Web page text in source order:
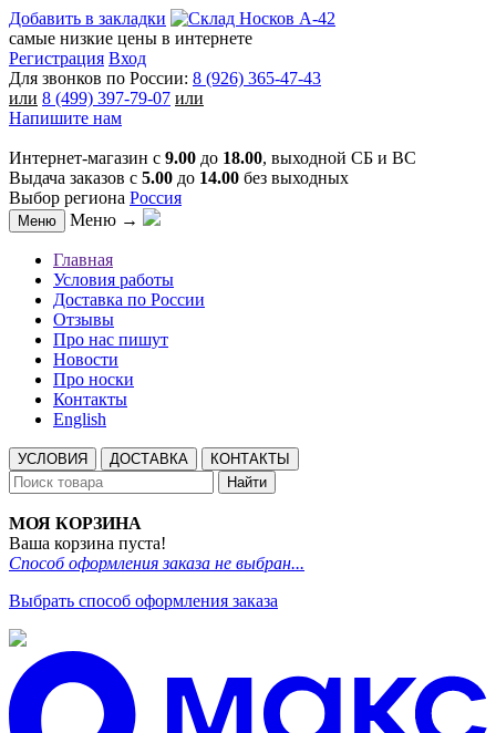
Добавить в закладки
самые низкие цены в интернете
Регистрация Вход
Для звонков по России: 8 (926) 365-47-43
или 8 (499) 397-79-07 или
Напишите нам
Интернет-магазин с 9.00 до 18.00, выходной СБ и ВС
Выдача заказов с 5.00 до 14.00 без выходных
Выбор региона Россия
Меню Меню →
Главная
Условия работы
Доставка по России
Отзывы
Про нас пишут
Новости
Про носки
Контакты
English
УСЛОВИЯ ДОСТАВКА
КОНТАКТЫ
Найти
МОЯ КОРЗИНА
Ваша корзина пуста!
Способ оформления заказа не выбран...
Выбрать способ оформления заказа